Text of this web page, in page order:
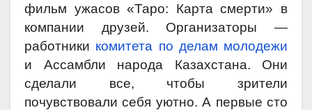
фильм ужасов «Таро: Карта смерти» в
компании друзей. Организаторы —
работники комитета по делам молодежи
и Ассамбли народа Казахстана. Они
сделали все, чтобы зрители
почувствовали себя уютно. А первые сто